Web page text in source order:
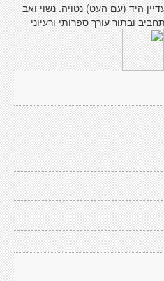
היד (עם העט) נטויה. נשוי ואב
ובתור עורך ספרותי ורעיוני